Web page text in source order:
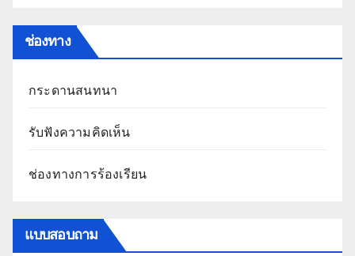
ช่องทาง
กระดานสนทนา
รับฟังความคิดเห็น
ช่องทางการร้องเรียน
แบบสอบถาม